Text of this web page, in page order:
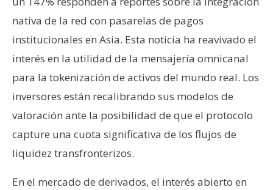
nativa de la red con pasarelas de pagos
institucionales en Asia. Esta noticia ha reavivado el
interés en la utilidad de la mensajería omnicanal
para la tokenización de activos del mundo real. Los
inversores están recalibrando sus modelos de
valoración ante la posibilidad de que el protocolo
capture una cuota significativa de los flujos de
liquidez transfronterizos.
En el mercado de derivados, el interés abierto en